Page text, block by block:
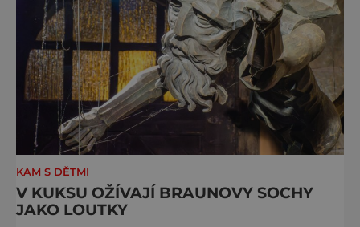
KAM S DĚTMI
V KUKSU OŽÍVAJÍ BRAUNOVY SOCHY
JAKO LOUTKY